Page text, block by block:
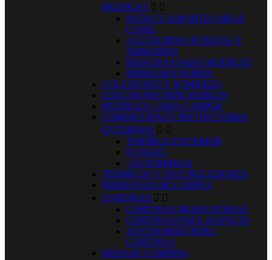
MUEBLES  
PATAS Y SOPORTES MESA
CAMA
ACCESORIOS PUERTAS Y
ARMARIOS
BISAGRAS PARA MUEBLES
HERRAJES VARIOS
COLCHONES Y SOMIERES
COLCHONES HINCHABLES
MUEBLES CAMA CAMPER
COBERTURAS Y PROTECTORES
EXTERNOS  
TERMICO EXTERIOR
FUNDAS
+ALFOMBRAS
TERMICOS Y OSCURECEDORES
PERSIANAS DE CABINA
CORTINAS  
CORTINAS MOSQUITERAS
CORTINAS PARA AVANCES
ACCESORIOS PARA
CORTINAS
MENAJE CAMPING